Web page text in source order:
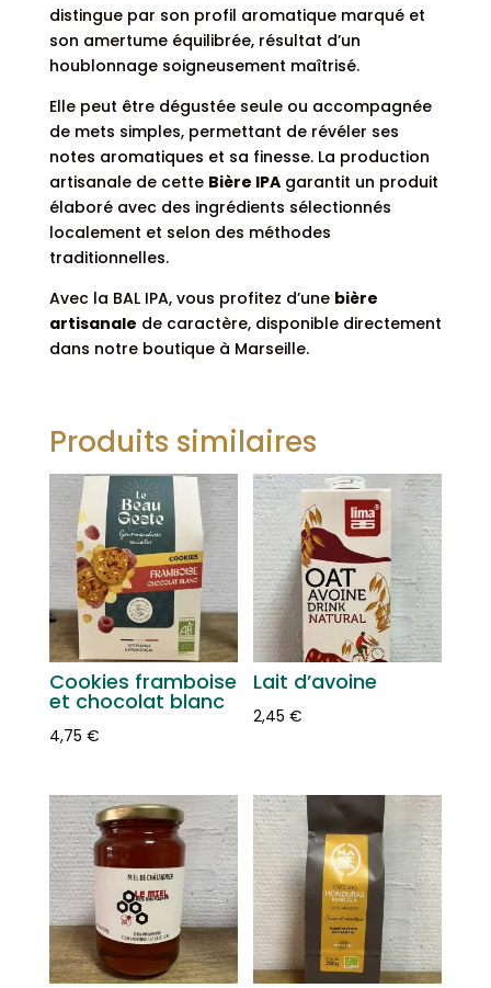
distingue par son profil aromatique marqué et
son amertume équilibrée, résultat d’un
houblonnage soigneusement maîtrisé.
Elle peut être dégustée seule ou accompagnée
de mets simples, permettant de révéler ses
notes aromatiques et sa finesse. La production
artisanale de cette Bière IPAgarantit un produit
élaboré avec des ingrédients sélectionnés
localement et selon des méthodes
traditionnelles.
Avec la BAL IPA, vous profitez d’une bière
artisanale de caractère, disponible directement
dans notre boutique à Marseille.
Produits similaires
Cookies framboise
et chocolat blanc
4,75 €
Lait d’avoine
2,45€